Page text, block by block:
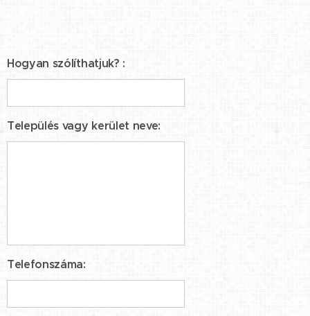
Hogyan szólíthatjuk? :
Település vagy kerület neve:
Telefonszáma: